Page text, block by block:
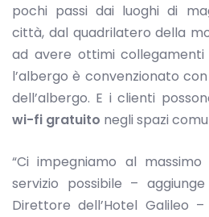
pochi passi dai luoghi di
città, dal quadrilatero della
ad avere ottimi
l’albergo è convenzionato
dell’albergo. E i clienti
wi-fi gratuito negli spazi
“Ci impegniamo al
servizio possibile –
Direttore dell’Hotel Galileo